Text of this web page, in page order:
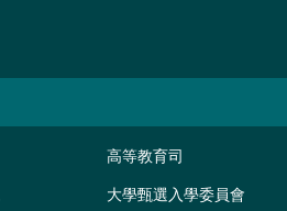
高等教育司
大學甄選入學委員會